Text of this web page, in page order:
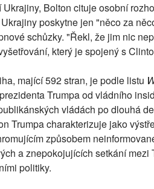
Bolton cituje osobní
poskytne jen "něco za
schůzky. "Řekl, že jim nic
který je spojený s
mající 592 stran, je podle listu
Trumpa od vládního
vládách po dlouhá
Trumpa charakterizuje jako
způsobem
a znepokojujících setkání mezi
politiky.